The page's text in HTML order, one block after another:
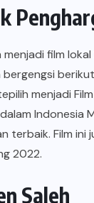
film
menjadi
Indonesia
Film ini
2022.
Saleh